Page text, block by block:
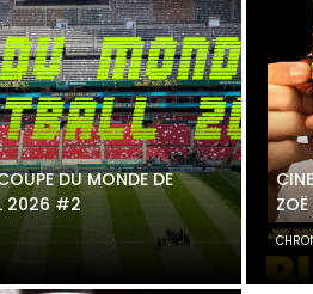
DU MONDE DE
2026 #2